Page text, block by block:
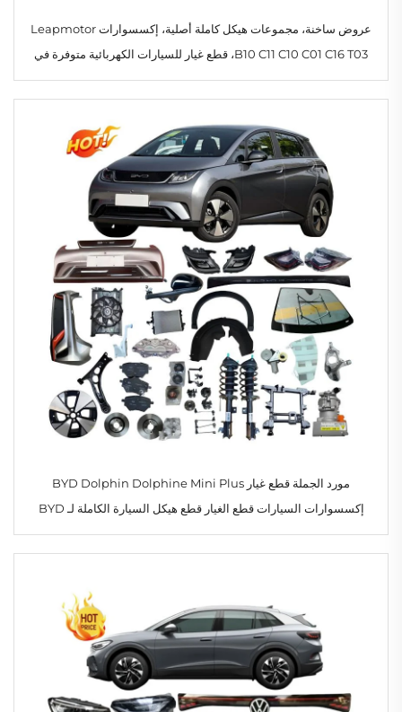
عروض ساخنة، مجموعات هيكل كاملة أصلية، إكسسوارات Leapmotor
B10 C11 C10 C01 C16 T03، قطع غيار للسيارات الكهربائية متوفرة في
المخزون
مورد الجملة قطع غيار BYD Dolphin Dolphine Mini Plus
إكسسوارات السيارات قطع الغيار قطع هيكل السيارة الكاملة لـ BYD
متوفرة في المخزن